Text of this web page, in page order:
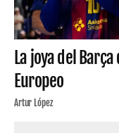
La joya del
Europeo
Artur López